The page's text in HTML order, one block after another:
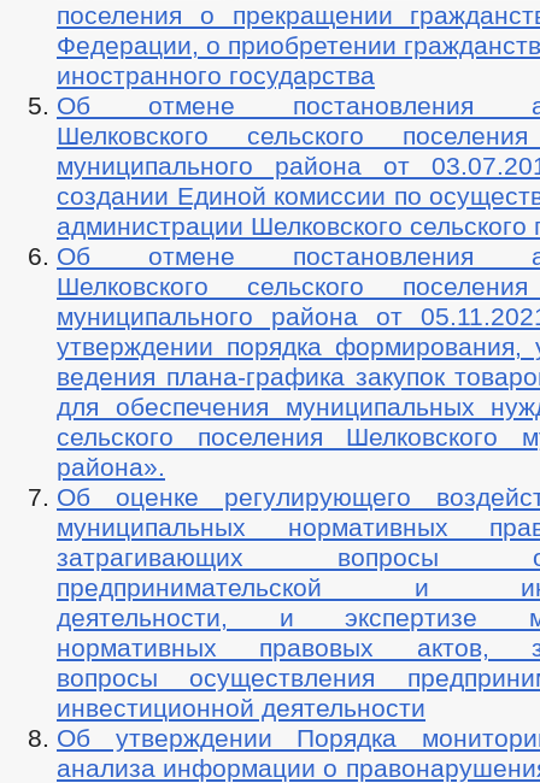
поселения о прекращении
Федерации, о приобретении
иностранного государства
Об отмене постановления
Шелковского сельского
муниципального района от
создании Единой комиссии по
администрации Шелковского сельского
Об отмене постановления
Шелковского сельского
муниципального района от
утверждении порядка формирования,
ведения плана-графика закупок
для обеспечения муниципальных
сельского поселения Шелковского
района».
Об оценке регулирующего
муниципальных нормативных
затрагивающих вопросы
предпринимательской и
деятельности, и экспертизе
нормативных правовых актов,
вопросы осуществления
инвестиционной деятельности
Об утверждении Порядка
анализа информации о